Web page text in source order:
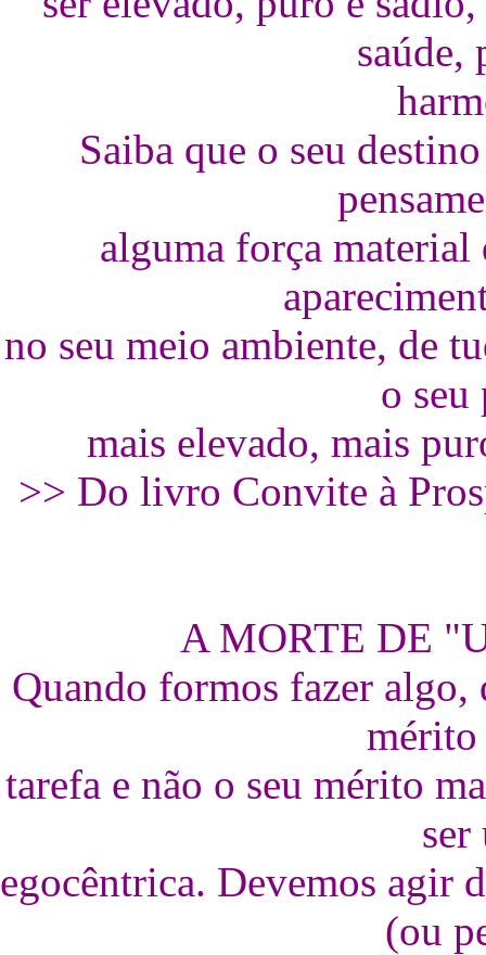
saúde,
Saiba que o seu
alguma força material
no seu meio ambiente, de
o seu
mais elevado, mais
>> Do livro Convite à
A MORTE DE
Quando formos fazer algo,
tarefa e não o seu mérito
ser
egocêntrica. Devemos agir
(ou